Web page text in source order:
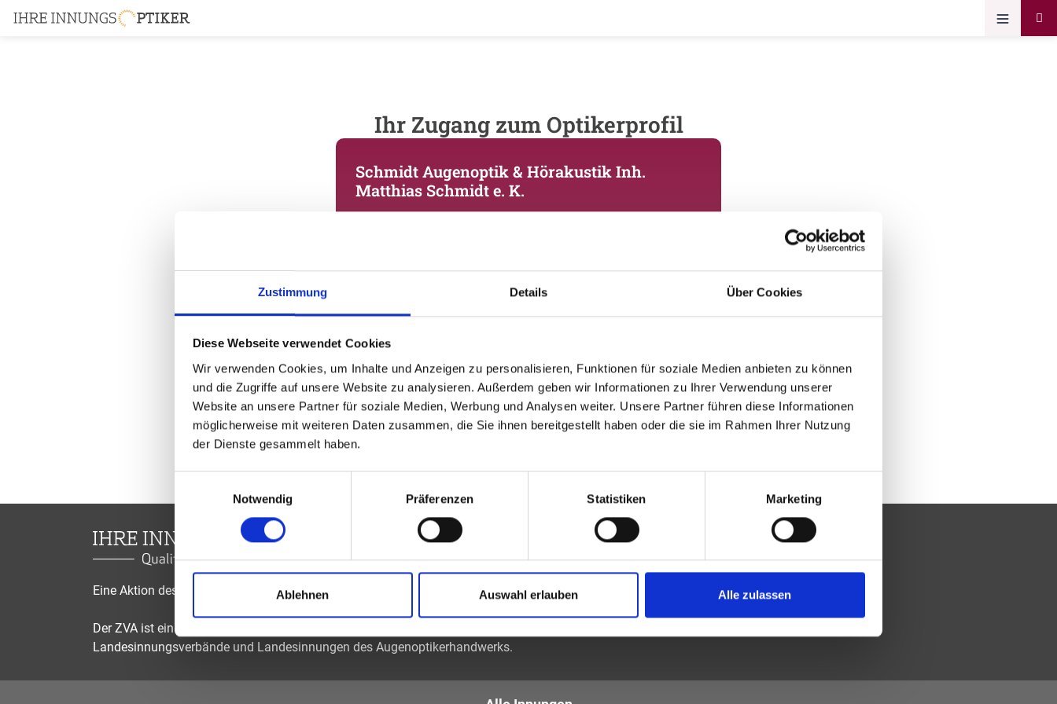
Zustimmung Details Über Cookies
Diese Webseite verwendet Cookies
Wir verwenden Cookies, um Inhalte und Anzeigen zu personalisieren, Funktionen für soziale Medien anbieten zu können
und die Zugriffe auf unsere Website zu analysieren. Außerdem geben wir Informationen zu Ihrer Verwendung unserer
Website an unsere Partner für soziale Medien, Werbung und Analysen weiter. Unsere Partner führen diese Informationen
möglicherweise mit weiteren Daten zusammen, die Sie ihnen bereitgestellt haben oder die sie im Rahmen Ihrer Nutzung
der Dienste gesammelt haben.
Notwendig
Präferenzen Statistiken Marketing
Ablehnen Auswahl erlauben Alle zulassen
Ihr Zugang zum Optikerprofil
Schmidt Augenoptik & Hörakustik Inh.
Matthias Schmidt e. K.
Passwort vergessen oder noch keinen Zugang?
Sie sind nicht Schmidt Augenoptik & Hörakustik Inh. Matthias
Schmidt e. K.? Zur allgemeinen Suche.
Eine Aktion des Zentralverbandes der Augenoptiker und Optometristen (ZVA)
Der ZVA ist ein Bundesinnungsverband, seine Mitglieder sind die
Landesinnungsverbände und Landesinnungen des Augenoptikerhandwerks.